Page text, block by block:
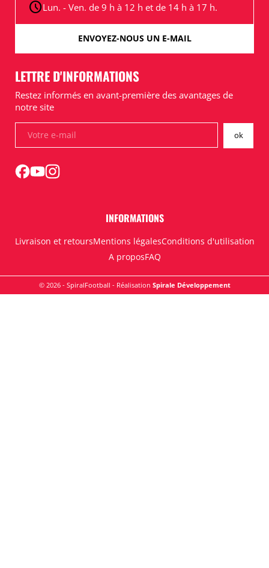
scheduleLun. - Ven. de 9 h à 12 h et de 14 h à 17 h.
ENVOYEZ-NOUS UN E-MAIL
INFORMATIONS
Livraison et retoursMentions légalesConditions d'utilisation
A proposFAQ
LETTRE D'INFORMATIONS
Restez informés en avant-première des avantages de
notre site
© 2026 - SpiralFootball - Réalisation Spirale Développement